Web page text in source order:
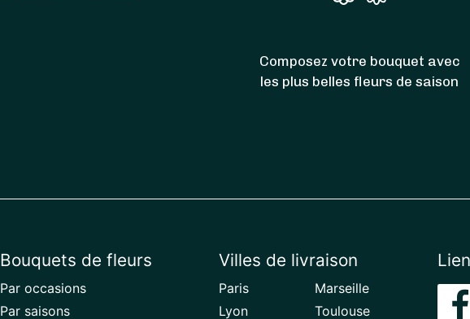
Composez votre bouquet avec
les plus belles fleurs de saison
Bouquets de fleurs
Par occasions
Par saisons
Villes de livraison
Paris
Marseille
Lyon
Toulouse